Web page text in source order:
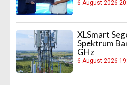
6 August 2026
XLSmart
Spektrum
GHz
6 August 2026